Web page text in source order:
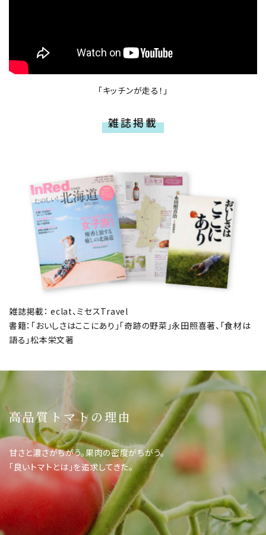
「キッチンが走る！」
雑誌掲載
雑誌掲載： eclat、ミセスTravel
書籍：「おいしさはここにあり」「奇跡の野菜」永田照喜著、「食材は
語る」松本栄文著
高品質トマトの理由
甘さと濃さがちがう。果肉の密度がちがう。
「良いトマトとは」を追求してきた。